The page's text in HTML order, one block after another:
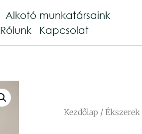
Alkotó munkatársaink
Rólunk Kapcsolat
Kezdőlap / Ékszerek